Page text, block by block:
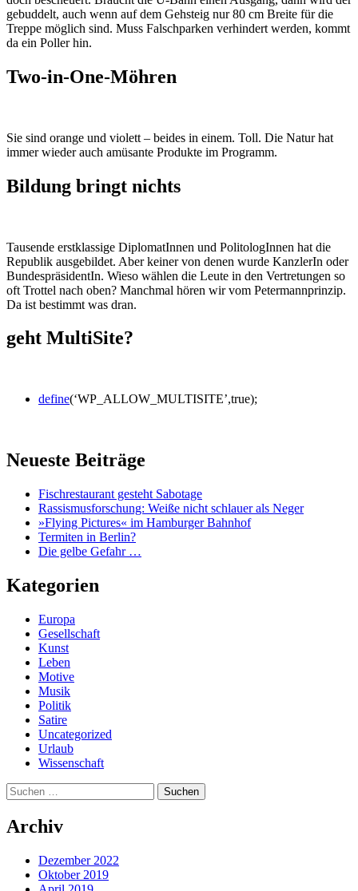
gebuddelt, auch wenn auf dem Gehsteig nur 80 cm Breite für die
Treppe möglich sind. Muss Falschparken verhindert werden, kommt
da ein Poller hin.
Two-in-One-Möhren
Sie sind orange und violett – beides in einem. Toll. Die Natur hat
immer wieder auch amüsante Produkte im Programm.
Bildung bringt nichts
Tausende erstklassige DiplomatInnen und PolitologInnen hat die
Republik ausgebildet. Aber keiner von denen wurde KanzlerIn oder
BundespräsidentIn. Wieso wählen die Leute in den Vertretungen so
oft Trottel nach oben? Manchmal hören wir vom Petermannprinzip.
Da ist bestimmt was dran.
geht MultiSite?
define(‘WP_ALLOW_MULTISITE’,true);
Neueste Beiträge
Fischrestaurant gesteht Sabotage
Rassismusforschung: Weiße nicht schlauer als Neger
»Flying Pictures« im Hamburger Bahnhof
Termiten in Berlin?
Die gelbe Gefahr …
Kategorien
Europa
Gesellschaft
Kunst
Leben
Motive
Musik
Politik
Satire
Uncategorized
Urlaub
Wissenschaft
Suchen
nach:
Archiv
Dezember 2022
Oktober 2019